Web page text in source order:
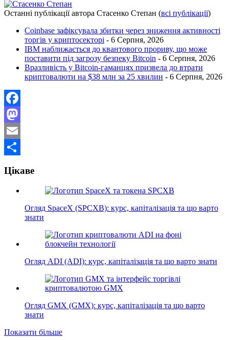
Останні публікації автора Стасенко Степан (всі публікації)
Coinbase зафіксувала збитки через зниження активності
торгів у криптосекторі - 6 Серпня, 2026
IBM наближається до квантового прориву, що може
поставити під загрозу безпеку Bitcoin - 6 Серпня, 2026
Вразливість у Bitcoin-гаманцях призвела до втрати
криптовалюти на $38 млн за 25 хвилин - 6 Серпня, 2026
Facebook
Mastodon
Email
Цікаве
Огляд SpaceX (SPCXB): курс, капіталізація та що варто
знати
Огляд ADI (ADI): курс, капіталізація та що варто знати
Огляд GMX (GMX): курс, капіталізація та що варто
знати
Показати більше